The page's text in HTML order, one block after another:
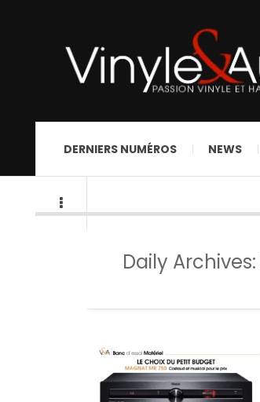
DERNIERS NUMÉROS NEWS
Daily Archives: